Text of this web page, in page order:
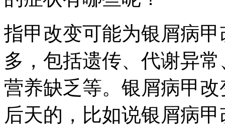
指甲改变可能为银屑病
多，包括遗传、代谢异
营养缺乏等。银屑病甲
后天的，比如说银屑病